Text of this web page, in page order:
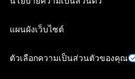
แผนผังเว็บไซต์
ตัวเลือกความเป็นส่วนตัวของคุณ